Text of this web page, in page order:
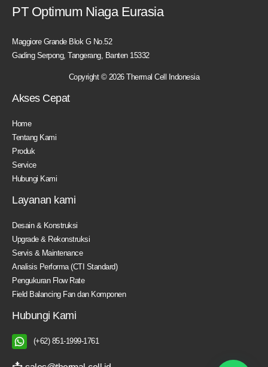
PT Optimum Niaga Eurasia
Maggiore Grande Blok G No.52
Gading Serpong, Tangerang, Banten 15332
Copyright © 2026 Thermal Cell Indonesia
Akses Cepat
Home
Tentang Kami
Produk
Service
Hubungi Kami
Layanan kami
Desain & Konstruksi
Upgrade & Rekonstruksi
Servis & Maintenance
Analisis Performa (CTI Standard)
Pengukuran Flow Rate
Field Balancing Fan dan Komponen
Hubungi Kami
(+62) 851-1999-1761